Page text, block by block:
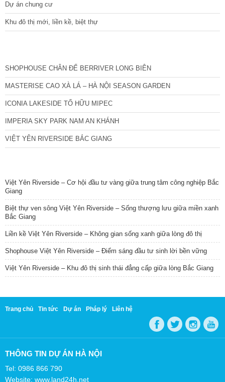
Dự án chung cư
Khu đô thị mới, liền kề, biệt thự
SHOPHOUSE CHÂN ĐẾ BERRIVER LONG BIÊN
MASTERISE CAO XÀ LÁ – HÀ NỘI SEASON GARDEN
ICONIA LAKESIDE TỐ HỮU MIPEC
IMPERIA SKY PARK NAM AN KHÁNH
VIỆT YÊN RIVERSIDE BẮC GIANG
Việt Yên Riverside – Cơ hội đầu tư vàng giữa trung tâm công nghiệp Bắc
Giang
Biệt thự ven sông Việt Yên Riverside – Sống thượng lưu giữa miền xanh
Bắc Giang
Liền kề Việt Yên Riverside – Không gian sống xanh giữa lòng đô thị
Shophouse Việt Yên Riverside – Điểm sáng đầu tư sinh lời bền vững
Việt Yên Riverside – Khu đô thị sinh thái đẳng cấp giữa lòng Bắc Giang
Trang chủ Tin tức Dự án Pháp lý Liên hệ
THÔNG TIN DỰ ÁN HÀ NỘI
Tel: 0986 866 790
Website: www.land24h.net